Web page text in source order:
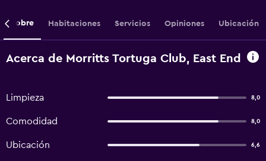
Sobre Habitaciones Servicios Opiniones Ubicación
Acerca de Morritts Tortuga Club, East End
Limpieza 8,0
Comodidad 8,0
Ubicación 6,6